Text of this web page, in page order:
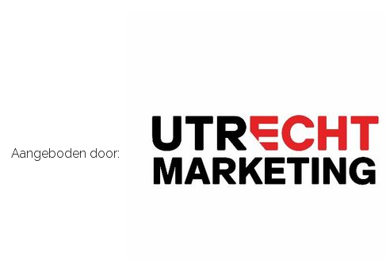
Aangeboden door: